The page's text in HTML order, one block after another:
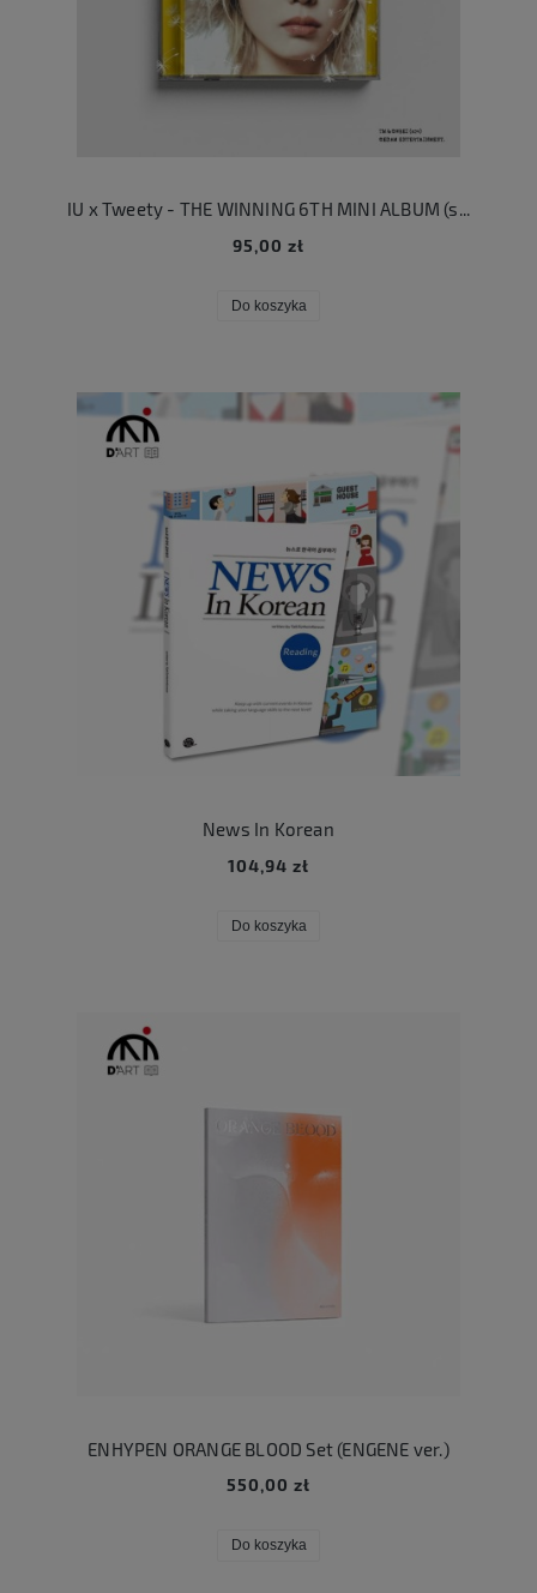
IU x Tweety - THE WINNING 6TH MINI ALBUM (special edition)
95,00 zł
Do koszyka
News In Korean
104,94 zł
Do koszyka
ENHYPEN ORANGE BLOOD Set (ENGENE ver.)
550,00 zł
Do koszyka